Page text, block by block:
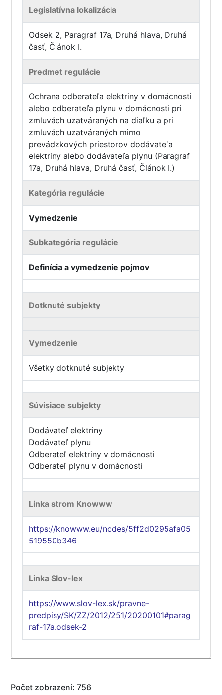
Legislatívna lokalizácia
Odsek 2, Paragraf 17a, Druhá hlava, Druhá
časť, Článok I.
Predmet regulácie
Ochrana odberateľa elektriny v domácnosti
alebo odberateľa plynu v domácnosti pri
zmluvách uzatváraných na diaľku a pri
zmluvách uzatváraných mimo
prevádzkových priestorov dodávateľa
elektriny alebo dodávateľa plynu (Paragraf
17a, Druhá hlava, Druhá časť, Článok I.)
Kategória regulácie
Vymedzenie
Subkategória regulácie
Definícia a vymedzenie pojmov
Dotknuté subjekty
Vymedzenie
Všetky dotknuté subjekty
Súvisiace subjekty
Dodávateľ elektriny
Dodávateľ plynu
Odberateľ elektriny v domácnosti
Odberateľ plynu v domácnosti
Linka strom Knowww
https://knowww.eu/nodes/5ff2d0295afa05
519550b346
Linka Slov-lex
https://www.slov-lex.sk/pravne-
predpisy/SK/ZZ/2012/251/20200101#parag
raf-17a.odsek-2
Počet zobrazení: 756